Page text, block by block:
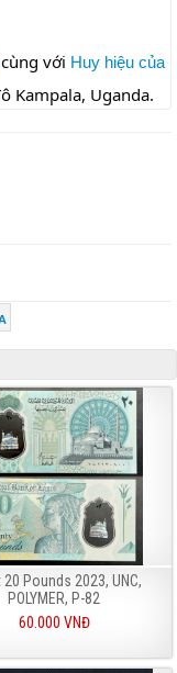
với Huy hiệu của
Kampala, Uganda.
20 Pounds 2023, UNC,
POLYMER, P-82
60.000 VNĐ